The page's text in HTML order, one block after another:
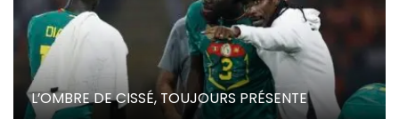
L’OMBRE DE CISSÉ, TOUJOURS PRÉSENTE